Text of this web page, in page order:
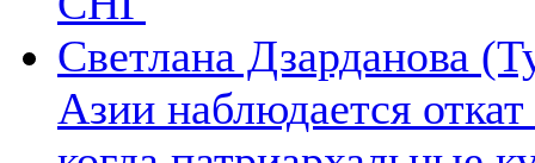
Светлана Дзарданова
Азии наблюдается